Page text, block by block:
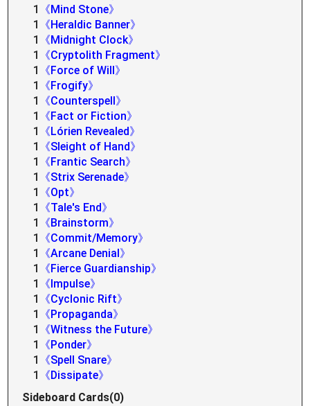
1
《Mind Stone》
1
《Heraldic Banner》
1
《Midnight Clock》
1
《Cryptolith Fragment》
1
《Force of Will》
1
《Frogify》
1
《Counterspell》
1
《Fact or Fiction》
1
《Lórien Revealed》
1
《Sleight of Hand》
1
《Frantic Search》
1
《Strix Serenade》
1
《Opt》
1
《Tale's End》
1
《Brainstorm》
1
《Commit/Memory》
1
《Arcane Denial》
1
《Fierce Guardianship》
1
《Impulse》
1
《Cyclonic Rift》
1
《Propaganda》
1
《Witness the Future》
1
《Ponder》
1
《Spell Snare》
1
《Dissipate》
Sideboard Cards(0)